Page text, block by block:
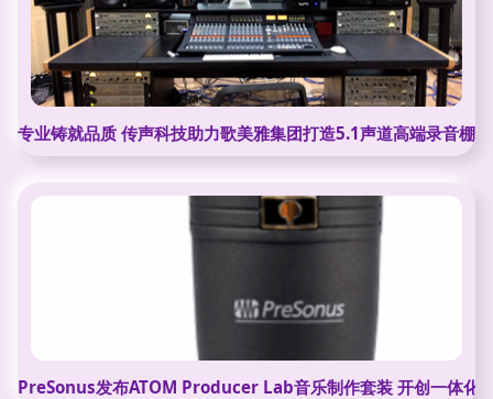
专业铸就品质 传声科技助力歌美雅集团打造5.1声道高端录音棚
PreSonus发布ATOM Producer Lab音乐制作套装 开创一体化